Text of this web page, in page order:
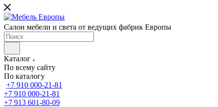
Салон мебели и света от ведущих фабрик Европы
Каталог
По всему сайту
По каталогу
+7 910 000-21-81
+7 910 000-21-81
+7 913 601-80-09